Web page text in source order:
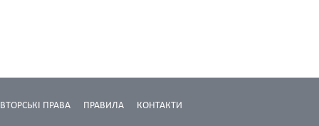
КОНТАКТИ
ПРАВИЛА
ПРАВА